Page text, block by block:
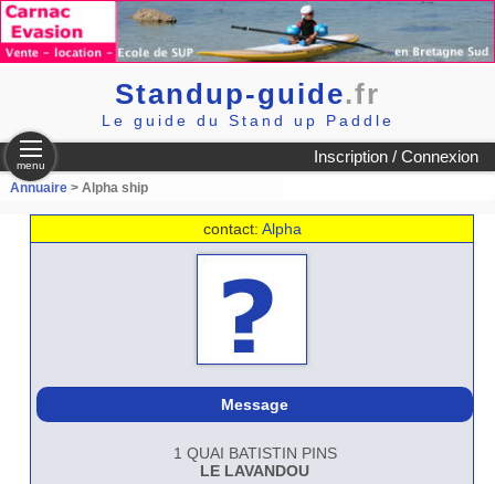
Standup-guide.fr
Le guide du Stand up Paddle
Inscription / Connexion
menu
Annuaire> Alpha ship
contact: Alpha
Message
1 QUAI BATISTIN PINS
LE LAVANDOU